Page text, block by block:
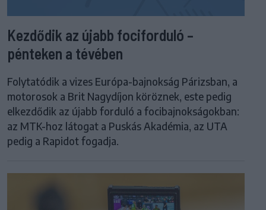
Kezdődik az újabb fociforduló –
pénteken a tévében
Folytatódik a vizes Európa-bajnokság Párizsban, a
motorosok a Brit Nagydíjon köröznek, este pedig
elkezdődik az újabb forduló a focibajnokságokban:
az MTK-hoz látogat a Puskás Akadémia, az UTA
pedig a Rapidot fogadja.